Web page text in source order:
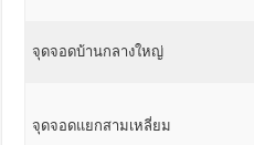
จุดจอดบ้านกลางใหญ่
จุดจอดแยกสามเหลี่ยม